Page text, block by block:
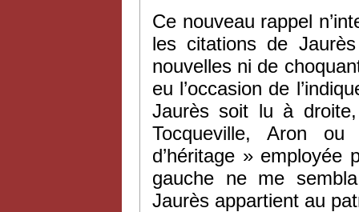
Ce nouveau rappel
les citations de
nouvelles ni de
eu l’occasion de
Jaurès soit lu à
Tocqueville, Aron
d’héritage » employée
gauche ne me
Jaurès appartient au